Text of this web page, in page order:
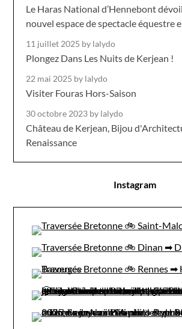
Le Haras National d’Hennebont
nouvel espace de spectacle équestre
11 juillet 2025 by lalydo
Plongez Dans Les Nuits de Kerjean !
22 mai 2025 by lalydo
Visiter Fouras Hors-Saison
30 octobre 2023 by lalydo
Château de Kerjean, Bijou
Renaissance
Instagram